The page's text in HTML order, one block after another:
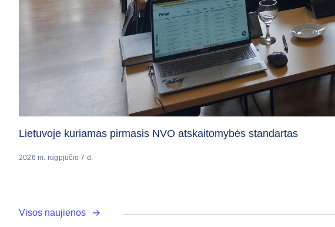
Lietuvoje kuriamas pirmasis NVO atskaitomybės standartas
2026 m. rugpjūčio 7 d.
Visos naujienos